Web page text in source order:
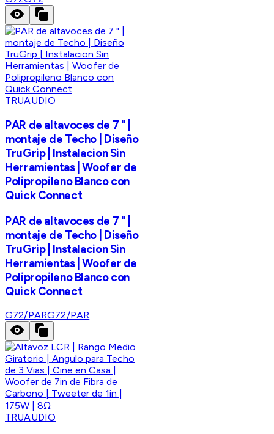
TRUAUDIO
PAR de altavoces de 7 " |
montaje de Techo | Diseño
TruGrip | Instalacion Sin
Herramientas | Woofer de
Polipropileno Blanco con
Quick Connect
PAR de altavoces de 7 " |
montaje de Techo | Diseño
TruGrip | Instalacion Sin
Herramientas | Woofer de
Polipropileno Blanco con
Quick Connect
G72/PARG72/PAR
TRUAUDIO